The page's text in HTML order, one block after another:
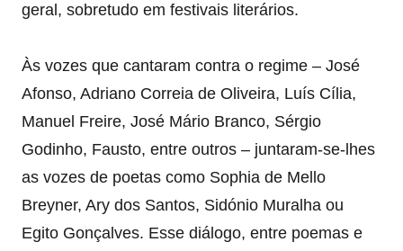
geral, sobretudo em festivais literários.
Às vozes que cantaram contra o regime – José
Afonso, Adriano Correia de Oliveira, Luís Cília,
Manuel Freire, José Mário Branco, Sérgio
Godinho, Fausto, entre outros – juntaram-se-lhes
as vozes de poetas como Sophia de Mello
Breyner, Ary dos Santos, Sidónio Muralha ou
Egito Gonçalves. Esse diálogo, entre poemas e